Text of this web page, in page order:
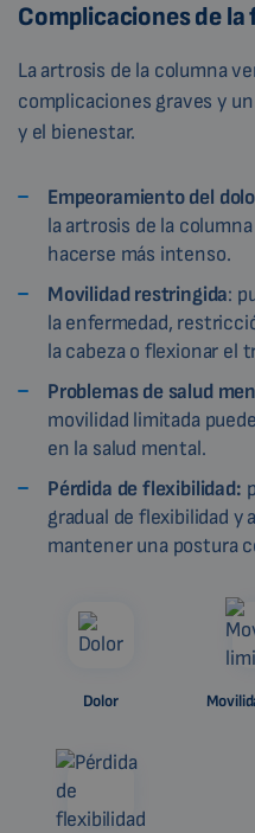
Complicaciones de
La artrosis de la columna
complicaciones graves y
y el bienestar.
Empeoramiento del
la artrosis de la
hacerse más intenso.
Movilidad restringida:
la enfermedad,
la cabeza o flexionar el
Problemas de salud
movilidad limitada
en la salud mental.
Pérdida deflexibilidad:
gradual de flexibilidad y
mantener una postura
Dolor